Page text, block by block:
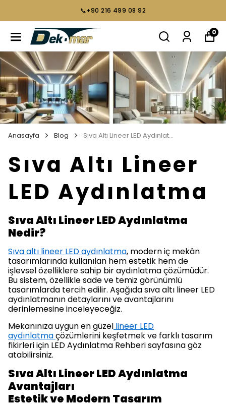
📞+90 216 499 08 92
0
Anasayfa Blog Sıva Altı Lineer LED Aydınlatma
Sıva Altı Lineer
LED Aydınlatma
Sıva Altı Lineer LED Aydınlatma
Nedir?
Sıva altı lineer LED aydınlatma, modern iç mekân
tasarımlarında kullanılan hem estetik hem de
işlevsel özelliklere sahip bir aydınlatma çözümüdür.
Bu sistem, özellikle sade ve temiz görünümlü
tasarımlarda tercih edilir. Aşağıda sıva altı lineer LED
aydınlatmanın detaylarını ve avantajlarını
derinlemesine inceleyeceğiz.
Mekanınıza uygun en güzel lineer LED
aydınlatmaçözümlerini keşfetmek ve farklı tasarım
fikirleri için LED Aydınlatma Rehberi sayfasına göz
atabilirsiniz.
Sıva Altı Lineer LED Aydınlatma
Avantajları
Estetik ve Modern Tasarım